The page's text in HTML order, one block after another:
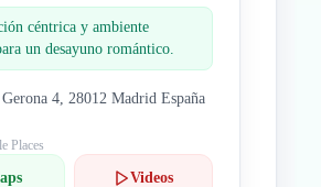
céntrica y ambiente
un desayuno romántico.
4, 28012 Madrid España
Places
Videos